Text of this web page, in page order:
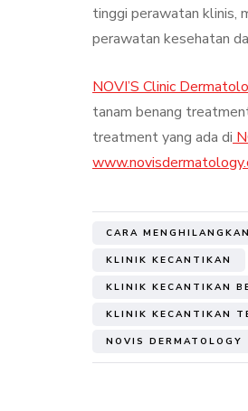
tinggi perawatan klinis,
perawatan kesehatan
NOVI’S Clinic
tanam benang
treatment yang ada di
CARA
KLINIK KECANTIKAN
KLINIK KECANTIKAN
KLINIK KECANTIKAN
NOVIS DERMATOLOGY